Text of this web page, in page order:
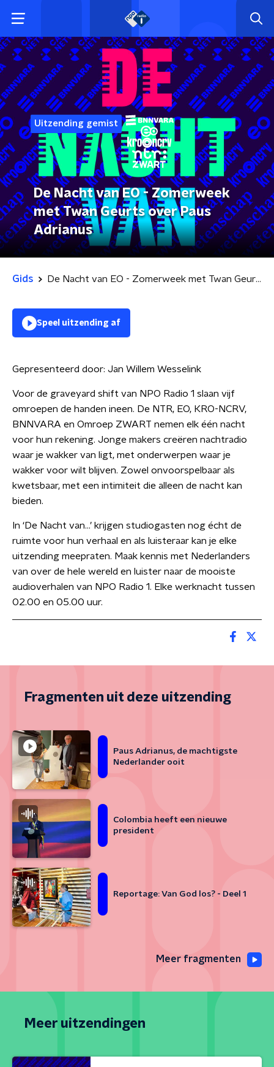
Uitzending gemist
De Nacht van EO - Zomerweek
met Twan Geurts over Paus
Adrianus
Gids De Nacht van EO - Zomerweek met Twan Geurts over Paus Adrianus
Speel uitzending af
Gepresenteerd door: Jan Willem Wesselink
Voor de graveyard shift van NPO Radio 1 slaan vijf
omroepen de handen ineen. De NTR, EO, KRO-NCRV,
BNNVARA en Omroep ZWART nemen elk één nacht
voor hun rekening. Jonge makers creëren nachtradio
waar je wakker van ligt, met onderwerpen waar je
wakker voor wilt blijven. Zowel onvoorspelbaar als
kwetsbaar, met een intimiteit die alleen de nacht kan
bieden.
In ‘De Nacht van…’ krijgen studiogasten nog écht de
ruimte voor hun verhaal en als luisteraar kan je elke
uitzending meepraten. Maak kennis met Nederlanders
van over de hele wereld en luister naar de mooiste
audioverhalen van NPO Radio 1. Elke werknacht tussen
02.00 en 05.00 uur.
Fragmenten uit deze uitzending
Paus Adrianus, de machtigste
Nederlander ooit
Colombia heeft een nieuwe
president
Reportage: Van God los? - Deel 1
Meer fragmenten
Meer uitzendingen